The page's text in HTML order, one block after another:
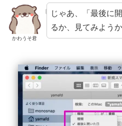
かわうそ君
じゃあ、「最後に
るか、見てみようか